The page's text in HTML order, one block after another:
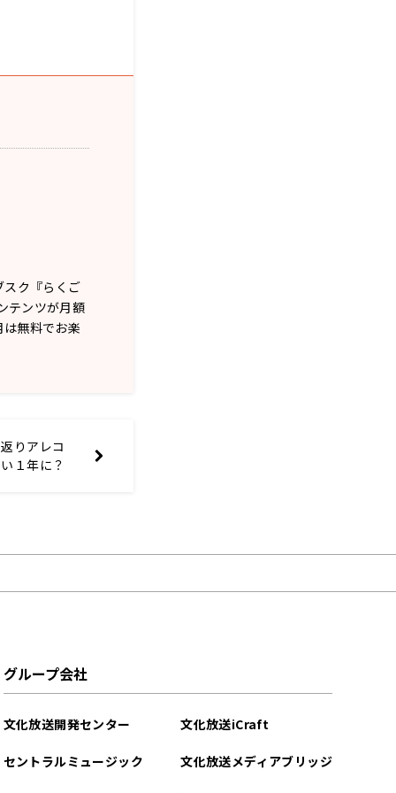
ク『らくご
テンツが月額
無料でお楽
りアレコ
１年に？
グループ会社
文化放送開発センター
セントラルミュージック
文化放送iCraft
文化放送メディアブリッジ